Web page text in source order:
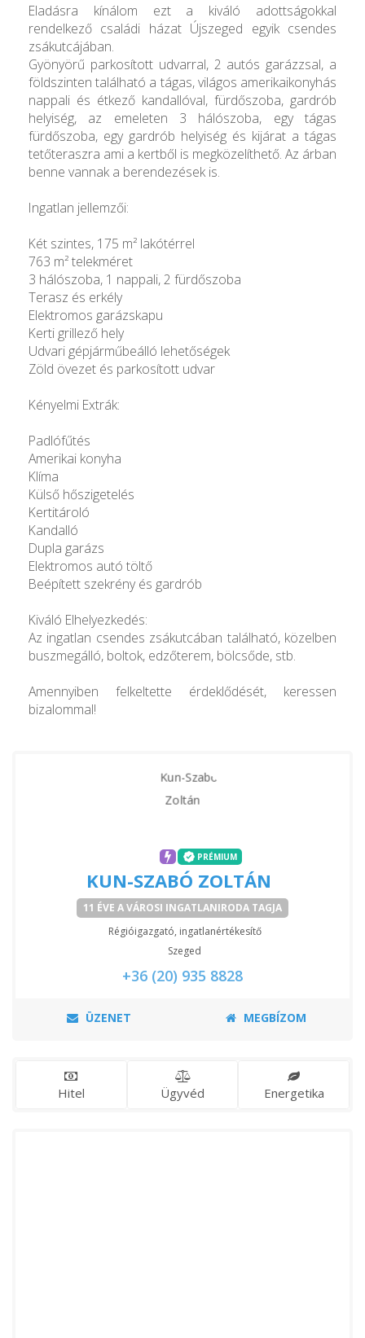
Eladásra kínálom ezt a kiváló adottságokkal
rendelkező családi házat Újszeged egyik csendes
zsákutcájában.
Gyönyörű parkosított udvarral, 2 autós garázzsal, a
földszinten található a tágas, világos amerikaikonyhás
nappali és étkező kandallóval, fürdőszoba, gardrób
helyiség, az emeleten 3 hálószoba, egy tágas
fürdőszoba, egy gardrób helyiség és kijárat a tágas
tetőteraszra ami a kertből is megközelíthető. Az árban
benne vannak a berendezések is.
Ingatlan jellemzői:
Két szintes, 175 m² lakótérrel
763 m² telekméret
3 hálószoba, 1 nappali, 2 fürdőszoba
Terasz és erkély
Elektromos garázskapu
Kerti grillező hely
Udvari gépjárműbeálló lehetőségek
Zöld övezet és parkosított udvar
Kényelmi Extrák:
Padlófűtés
Amerikai konyha
Klíma
Külső hőszigetelés
Kertitároló
Kandalló
Dupla garázs
Elektromos autó töltő
Beépített szekrény és gardrób
Kiváló Elhelyezkedés:
Az ingatlan csendes zsákutcában található, közelben
buszmegálló, boltok, edzőterem, bölcsőde, stb.
Amennyiben felkeltette érdeklődését, keressen
bizalommal!
PRÉMIUM
KUN-SZABÓ ZOLTÁN
11 ÉVE A VÁROSI INGATLANIRODA TAGJA
Régióigazgató, ingatlanértékesítő
Szeged
+36 (20) 935 8828
ÜZENET MEGBÍZOM
Hitel Ügyvéd Energetika